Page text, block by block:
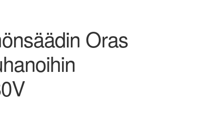
Oras